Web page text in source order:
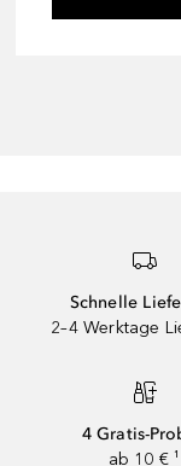
Schnelle
2–4 Werktage
4 Gratis-
ab 10 € ¹